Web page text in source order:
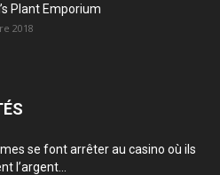
Plant Emporium
2018
se font arrêter au casino où ils
l’argent...